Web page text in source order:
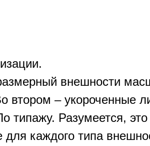
внешности
втором – укороченные
типажу. Разумеется,
для каждого типа